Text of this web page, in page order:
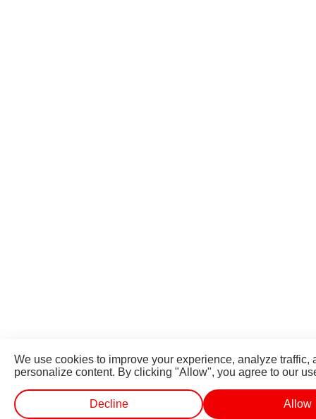
We use cookies to improve your experience, analyze traffic,
personalize content. By clicking "Allow", you agree to our
Decline Allow